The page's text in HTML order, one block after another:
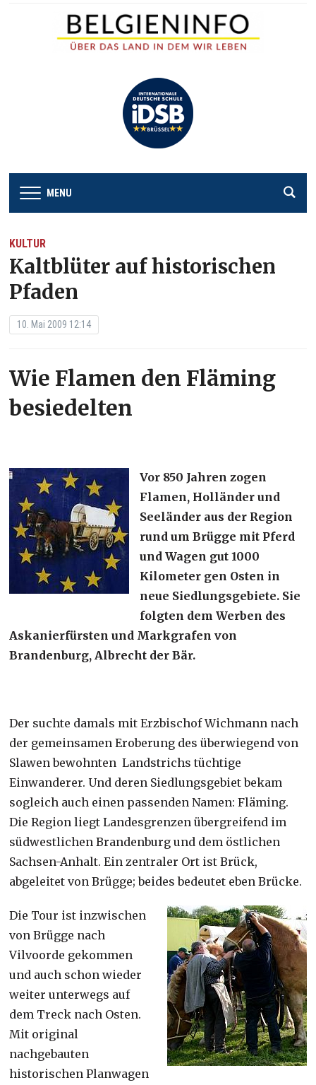
MENU
KULTUR
Kaltblüter auf historischen
Pfaden
10. Mai 2009 12:14
Wie Flamen den Fläming
besiedelten
Vor 850 Jahren zogen
Flamen, Holländer und
Seeländer aus der Region
rund um Brügge mit Pferd
und Wagen gut 1000
Kilometer gen Osten in
neue Siedlungsgebiete. Sie
folgten dem Werben des
Askanierfürsten und Markgrafen von
Brandenburg, Albrecht der Bär.
Der suchte damals mit Erzbischof Wichmann nach
der gemeinsamen Eroberung des überwiegend von
Slawen bewohnten Landstrichs tüchtige
Einwanderer. Und deren Siedlungsgebiet bekam
sogleich auch einen passenden Namen: Fläming.
Die Region liegt Landesgrenzen übergreifend im
südwestlichen Brandenburg und dem östlichen
Sachsen-Anhalt. Ein zentraler Ort ist Brück,
abgeleitet von Brügge; beides bedeutet eben Brücke.
Die Tour ist inzwischen
von Brügge nach
Vilvoorde gekommen
und auch schon wieder
weiter unterwegs auf
dem Treck nach Osten.
Mit original
nachgebauten
historischen Planwagen